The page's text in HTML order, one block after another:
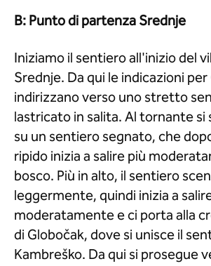
B: Punto di partenza Srednje
Iniziamo il sentiero all'inizio del
Srednje. Da qui le indicazioni
indirizzano verso uno stretto
lastricato in salita. Al tornante si
su un sentiero segnato, che
ripido inizia a salire più
bosco. Più in alto, il sentiero
leggermente, quindi inizia a
moderatamente e ci porta alla
di Globočak, dove si unisce il
Kambreško. Da qui si prosegue